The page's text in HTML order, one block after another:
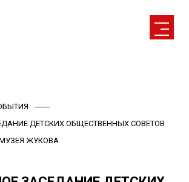
ДЕТСКИХ ОБЩЕСТВЕННЫХ СОВЕТОВ
ЖУКОВА